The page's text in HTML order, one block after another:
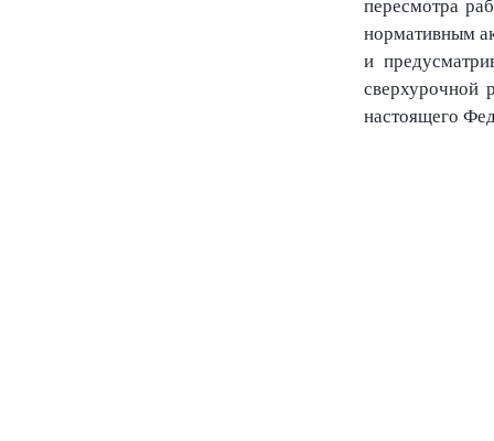
пересмотра
нормативным
и
сверхурочной
настоящего